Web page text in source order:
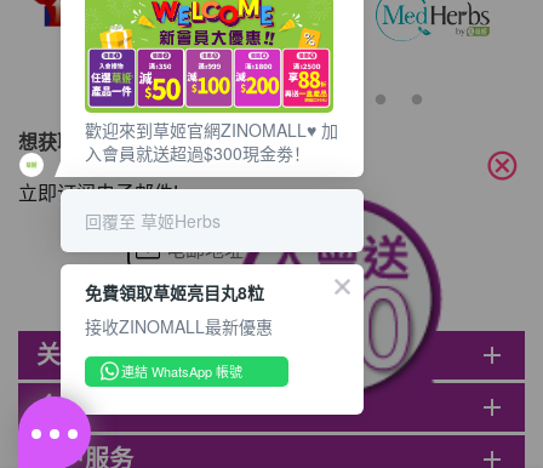
想获取最新的优惠资讯？
立即订阅电子邮件!
关于ZINOMALL add
会员 add
客户服务 add
cancel
歡迎來到草姬官網ZINOMALL♥️ 加
入會員就送超過$300現金劵！
回覆至 草姬Herbs
免費領取草姬亮目丸8粒
接收ZINOMALL最新優惠
連結 WhatsApp 帳號